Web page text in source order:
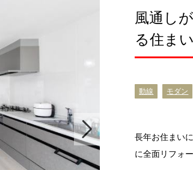
風通し
る住ま
動線 モダン
長年お住まい
に全面リフォ